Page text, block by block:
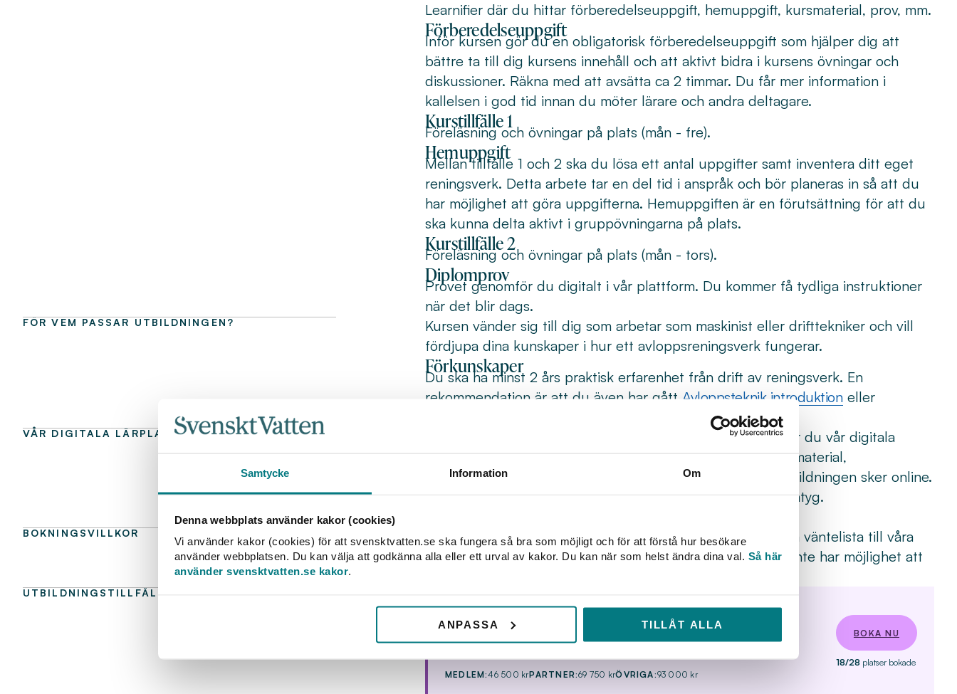
Samtycke Information Om
Denna webbplats använder kakor (cookies)
Vi använder kakor (cookies) för att svensktvatten.se ska fungera så bra som möjligt och för att förstå hur besökare
använder webbplatsen. Du kan välja att godkänna alla eller ett urval av kakor. Du kan när som helst ändra dina val. Så här
använder svensktvatten.se kakor.
ANPASSA TILLÅT ALLA
Learnifier där du hittar förberedelseuppgift, hemuppgift, kursmaterial, prov, mm.
Förberedelseuppgift
Inför kursen gör du en obligatorisk förberedelseuppgift som hjälper dig att
bättre ta till dig kursens innehåll och att aktivt bidra i kursens övningar och
diskussioner. Räkna med att avsätta ca 2 timmar. Du får mer information i
kallelsen i god tid innan du möter lärare och andra deltagare.
Kurstillfälle 1
Föreläsning och övningar på plats (mån - fre).
Hemuppgift
Mellan tillfälle 1 och 2 ska du lösa ett antal uppgifter samt inventera ditt eget
reningsverk. Detta arbete tar en del tid i anspråk och bör planeras in så att du
har möjlighet att göra uppgifterna. Hemuppgiften är en förutsättning för att du
ska kunna delta aktivt i gruppövningarna på plats.
Kurstillfälle 2
Föreläsning och övningar på plats (mån - tors).
Diplomprov
Provet genomför du digitalt i vår plattform. Du kommer få tydliga instruktioner
när det blir dags.
FÖR VEM PASSAR UTBILDNINGEN?
Kursen vänder sig till dig som arbetar som maskinist eller drifttekniker och vill
fördjupa dina kunskaper i hur ett avloppsreningsverk fungerar.
Förkunskaper
Du ska ha minst 2 års praktisk erfarenhet från drift av reningsverk. En
rekommendation är att du även har gått Avloppsteknik introduktioneller
VÅR DIGITALA LÄRPLATTFORM
På våra utbildningar – både fysiska och online – använder du vår digitala
lärplattform. Här hittar du allt du behöver för kursen; kursmaterial,
förberedelser och övningar, samt även möteslänkar när utbildningen sker online.
Efter kursen är det här du laddar ned och sparar ditt kursintyg.
BOKNINGSVILLKOR Här hittar du vårabokningsvillkor för utbildningar. Vi har ofta väntelista till våra
kurser, så vi uppskattar när du hör av dig i god tid om du inte har möjlighet att
UTBILDNINGSTILLFÄLLEN
Avloppsteknik diplomkurs
12 okt–19 nov 5 + 4 dagar
MEDLEM:46 500 krPARTNER:69 750 krÖVRIGA:93 000 kr
BOKA NU
18/28platser bokade